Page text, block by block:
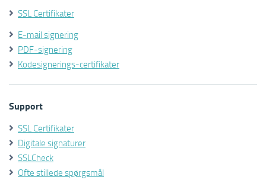
SSL Certifikater
E-mail signering
PDF-signering
Kodesignerings-certifikater
Support
SSL Certifikater
Digitale signaturer
SSLCheck
Ofte stillede spørgsmål